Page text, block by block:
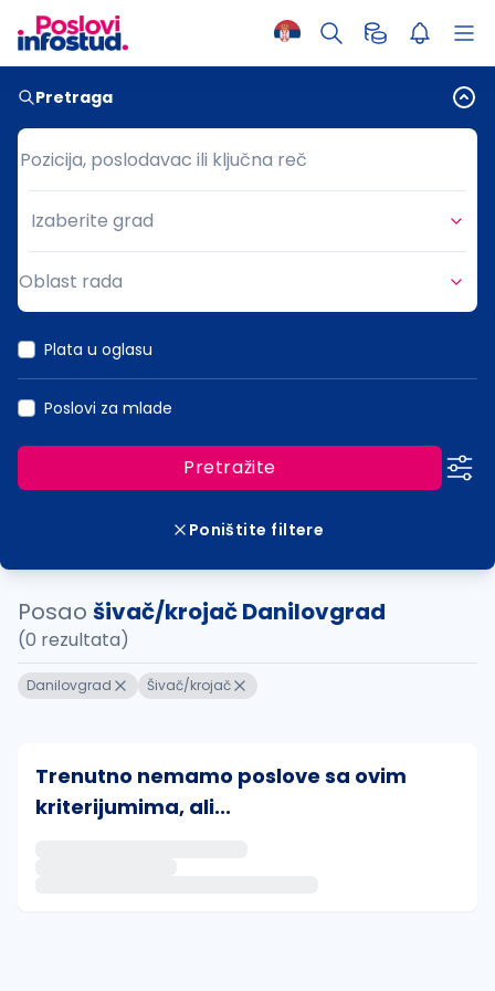
Pretraga
Pozicija, poslodavac ili ključna reč
Pozicija, poslodavac ili ključna reč
Grad
Izaberite grad
Oblast rada
Plata u oglasu
Poslovi za mlade
Pretražite
Poništite filtere
Posao šivač/krojač Danilovgrad
(0 rezultata)
Danilovgrad Šivač/krojač
Trenutno nemamo poslove sa ovim
kriterijumima, ali...